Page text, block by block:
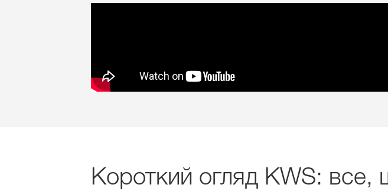
Короткий огляд KWS: все,